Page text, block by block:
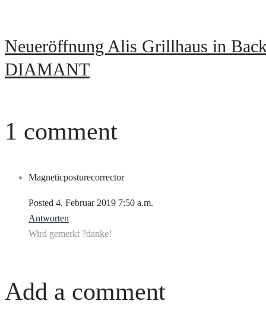
Neueröffnung Alis Grillhaus in
DIAMANT
1 comment
Magneticposturecorrector
Posted 4. Februar 2019 7:50 a.m.
Antworten
Wird gemerkt ?danke!
Add a comment